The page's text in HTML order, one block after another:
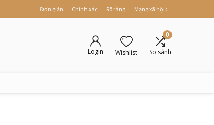
Đơn giản Chính xác Rõ ràng Mạng xã hội :
Login Wishlist
0
So sánh